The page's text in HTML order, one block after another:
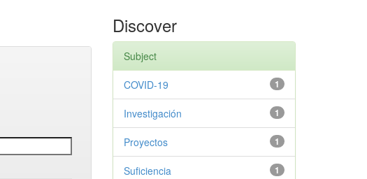
Discover
Subject
1
COVID-19
1
Investigación
1
Proyectos
1
Suficiencia